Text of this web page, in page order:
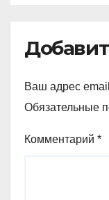
Ваш адрес
Обязательные
Комментарий *